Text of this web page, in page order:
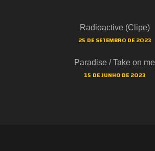
Radioactive (Clipe)
25 DE SETEMBRO DE 2023
Paradise / Take on me
15 DE JUNHO DE 2023